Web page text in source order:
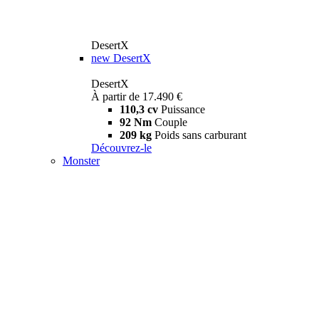
DesertX
new DesertX
DesertX
À partir de 17.490 €
110,3 cv Puissance
92 Nm Couple
209 kg Poids sans carburant
Découvrez-le
Monster